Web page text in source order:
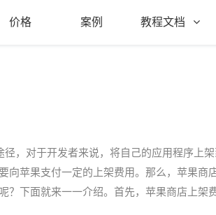
价格 案例 教程文档
，对于开发者来说，将自己的应用程序上
向苹果支付一定的上架费用。那么，苹果商
？下面就来一一介绍。首先，苹果商店上架